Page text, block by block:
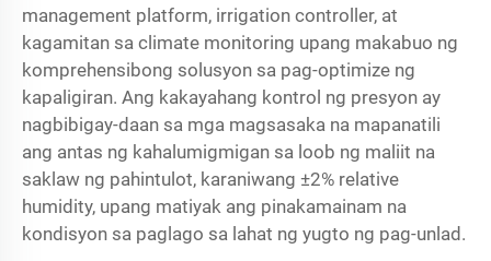
management platform, irrigation controller, at
kagamitan sa climate monitoring upang makabuo ng
komprehensibong solusyon sa pag-optimize ng
kapaligiran. Ang kakayahang kontrol ng presyon ay
nagbibigay-daan sa mga magsasaka na mapanatili
ang antas ng kahalumigmigan sa loob ng maliit na
saklaw ng pahintulot, karaniwang ±2% relative
humidity, upang matiyak ang pinakamainam na
kondisyon sa paglago sa lahat ng yugto ng pag-unlad.